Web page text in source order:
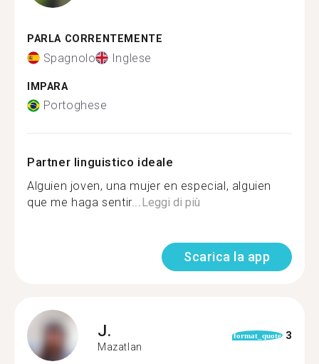
PARLA CORRENTEMENTE
Spagnolo Inglese
IMPARA
Portoghese
Partner linguistico ideale
Alguien joven, una mujer en especial, alguien
que me haga sentir...Leggi di più
Scarica la app
J.
Mazatlan
format_quote 3